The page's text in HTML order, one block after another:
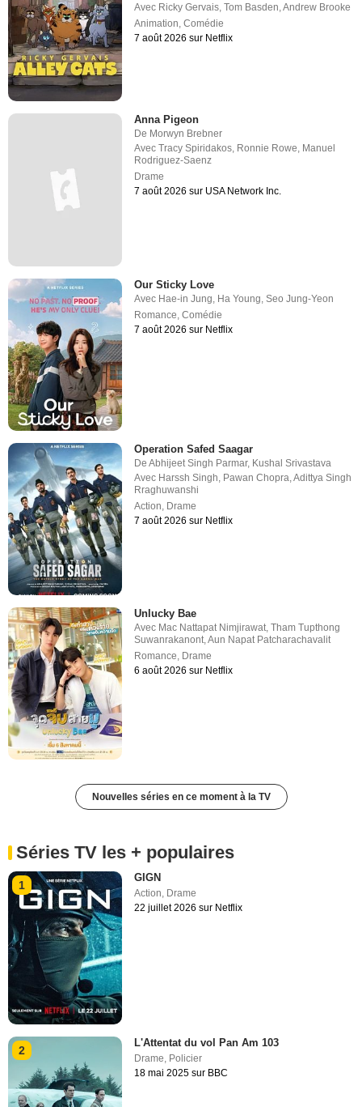
Avec Ricky Gervais,Tom Basden,Andrew Brooke
Animation,Comédie
7 août 2026 sur Netflix
Anna Pigeon
De Morwyn Brebner
AvecTracy Spiridakos, Ronnie Rowe, Manuel
Rodriguez-Saenz
Drame
7 août 2026 sur USA Network Inc.
Our Sticky Love
Avec Hae-in Jung Ha Young ,Seo Jung-Yeon
Romance ,Comédie
7 août 2026 sur Netflix
Operation Safed Saagar
DeAbhijeet Singh Parmar, Kushal Srivastava
Avec Harssh Singh, Pawan Chopra,Adittya Singh
Rraghuwanshi
Action, Drame
7 août 2026 sur Netflix
Unlucky Bae
Avec Mac Nattapat Nimjirawat,Tham Tupthong
Suwanrakanont,Aun Napat Patcharachavalit
Romance, Drame
6 août 2026 sur Netflix
Nouvelles séries en ce moment à la TV
Séries TV les + populaires
1
GIGN
Action, Drame
22 juillet 2026 sur Netflix
2
L'Attentat du vol Pan Am 103
Drame Policier
18 mai 2025 sur BBC